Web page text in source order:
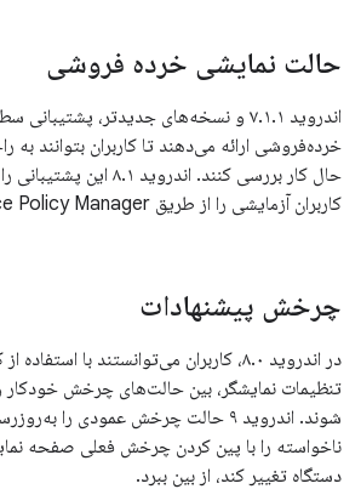
حالت نمایشی خرده فروشی
اندروید ۷.۱.۱ و نسخه‌های جدیدتر،
خرده‌فروشی ارائه می‌دهند تا کاربران بتوانند به
حال کار بررسی کنند. اندروید
کاربران آزمایشی را از طریق Device Policy Manager ایجاد کند.
چرخش پیشنهادات
در اندروید ۸.۰، کاربران می‌توانستند با
تنظیمات نمایشگر، بین حالت‌های چرخش
شوند. اندروید ۹ حالت چرخش عمودی را
ناخواسته را با پین کردن چرخش فعلی صفحه
دستگاه تغییر کند، از بین ببرد.